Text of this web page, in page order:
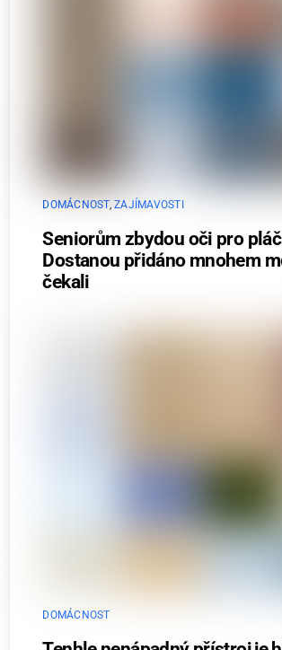
DOMÁCNOST,ZAJÍMAVOSTI
Seniorům zbydou oči pro
Dostanou přidáno mnohem
čekali
DOMÁCNOST